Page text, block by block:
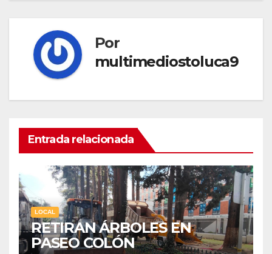
Por
multimediostoluca9
Entrada relacionada
LOCAL
RETIRAN ÁRBOLES EN
PASEO COLÓN